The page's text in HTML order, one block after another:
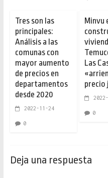
Tres son las
principales:
Análisis a las
comunas con
mayor aumento
de precios en
departamentos
desde 2020
2022-11-24
0
Minvu
Las
precio
0
Deja una respuesta